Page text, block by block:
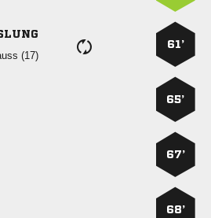

61’
65’
67’
68’